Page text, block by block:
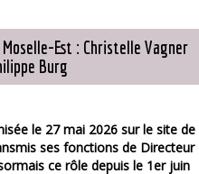
Est : Christelle Vagner
Burg
le 27 mai 2026 sur le site de
ses fonctions de Directeur
ce rôle depuis le 1er juin